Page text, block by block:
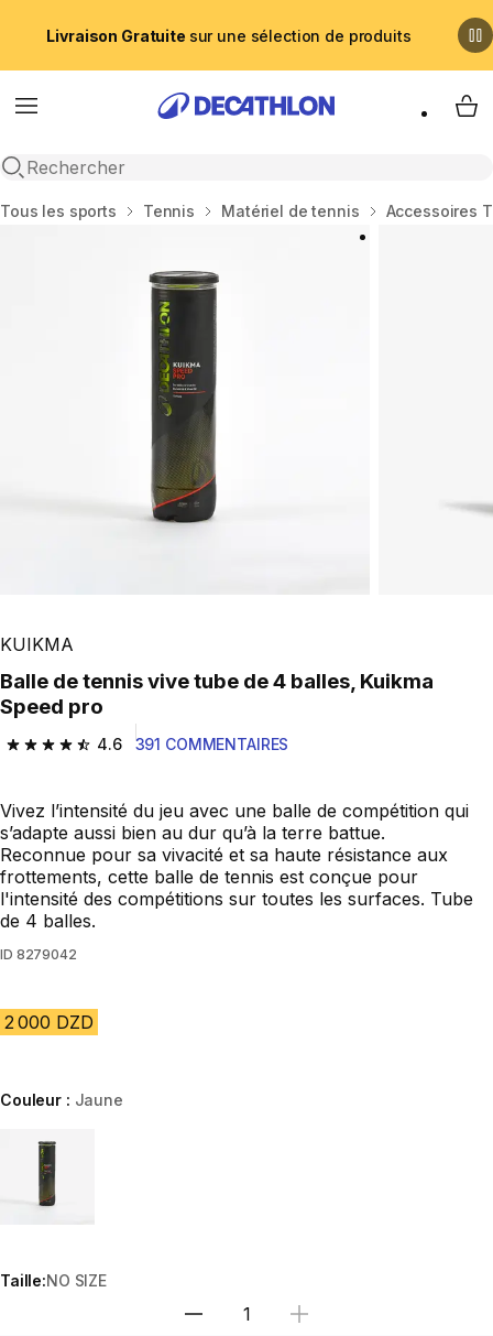
Livraison Gratuite sur une sélection de produits
Menu
Recherche ouverte
My
Accueil
Tous les sports Tennis Matériel de tennis Accessoires
KUIKMA
Balle de tennis vive tube de 4 balles, Kuikma
Speed pro
4.6
4.6 out of 5 stars from 391 reviews
391 COMMENTAIRES
Vivez l’intensité du jeu avec une balle de compétition qui
s’adapte aussi bien au dur qu’à la terre battue.
Reconnue pour sa vivacité et sa haute résistance aux
frottements, cette balle de tennis est conçue pour
l'intensité des compétitions sur toutes les surfaces. Tube
de 4 balles.
ID 8279042
2 000 DZD
Couleur : Jaune
Choose a variant
Taille:NO SIZE
Sélectionnez la quantité